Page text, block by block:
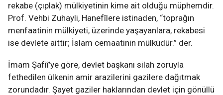
rekabe (çıplak) mülkiyetinin kime ait olduğu müphemdir.
Prof. Vehbi Zuhayli, Hanefîlere istinaden, “toprağın
menfaatinin mülkiyeti, üzerinde yaşayanlara, rekabesi
ise devlete aittir; İslam cemaatinin mülküdür.” der.
İmam Şafiî’ye göre, devlet başkanı silah zoruyla
fethedilen ülkenin amir arazilerini gazilere dağıtmak
zorundadır. Şayet gaziler haklarından devlet için gönüllü